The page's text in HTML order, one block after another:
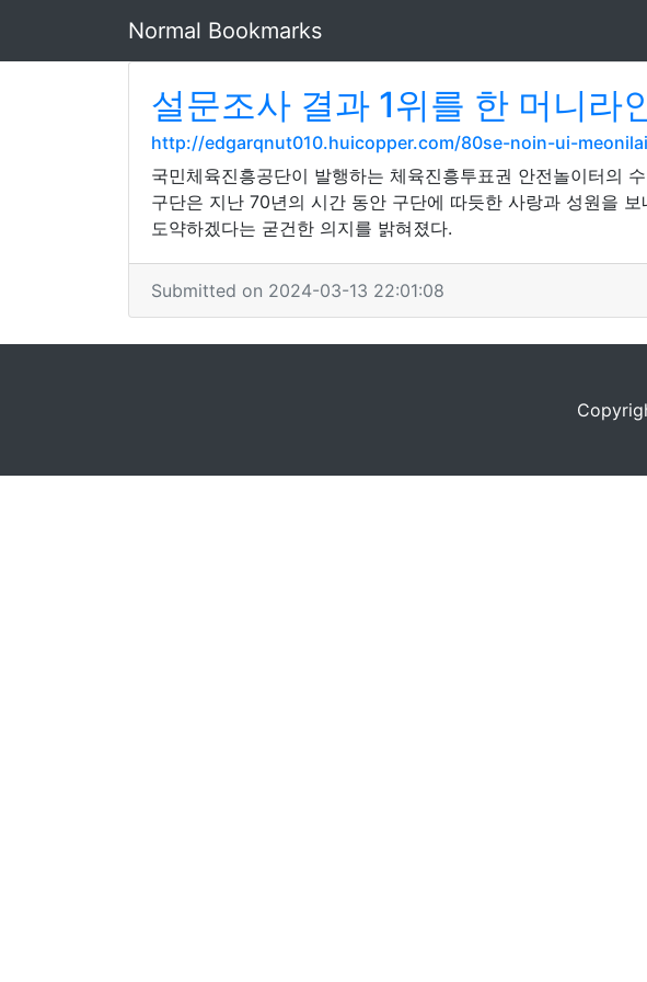
Normal Bookmarks
설문조사 결과 1위를 한 머니라
http://edgarqnut010.huicopper.com/80se-noin-ui-
국민체육진흥공단이 발행하는 체육진흥투표권 안전놀이터의
구단은 지난 70년의 시간 동안 구단에 따듯한 사랑과 성원을
도약하겠다는 굳건한 의지를 밝혀졌다.
Submitted on 2024-03-13 22:01:08